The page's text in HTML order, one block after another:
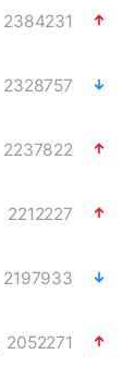
2384231
2328757
2237822
2212227
2197933
2052271